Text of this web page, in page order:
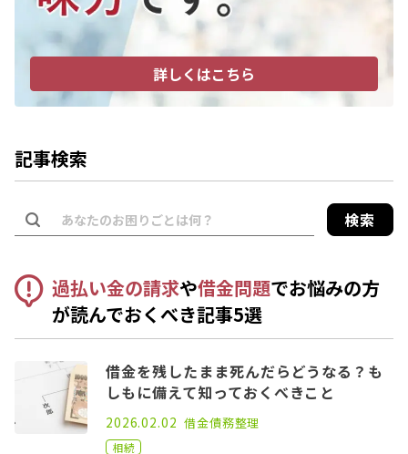
詳しくはこちら
記事検索
検索
過払い金の請求や借金問題でお悩みの方
が読んでおくべき記事5選
借金を残したまま死んだらどうなる？も
しもに備えて知っておくべきこと
2021.02.26
2026.02.02 借金債務整理
相続